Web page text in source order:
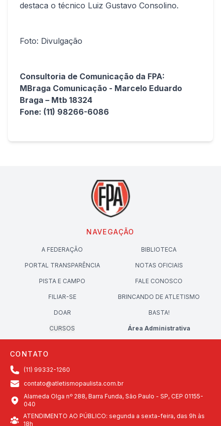
destaca o técnico Luiz Gustavo Consolino.
Foto: Divulgação
Consultoria de Comunicação da FPA:
MBraga Comunicação - Marcelo Eduardo
Braga – Mtb 18324
Fone: (11) 98266-6086
NAVEGAÇÃO
A FEDERAÇÃO BIBLIOTECA
PORTAL TRANSPARÊNCIA NOTAS OFICIAIS
PISTA E CAMPO FALE CONOSCO
FILIAR-SE BRINCANDO DE ATLETISMO
DOAR BASTA!
CURSOS Área Administrativa
CONTATO
(11) 99332-1260
contato@atletismopaulista.com.br
Alameda Olga nº 288, Barra Funda, São Paulo - SP, CEP 01155-
040
ATENDIMENTO AO PÚBLICO: segunda a sexta-feira, das 9h às
18h